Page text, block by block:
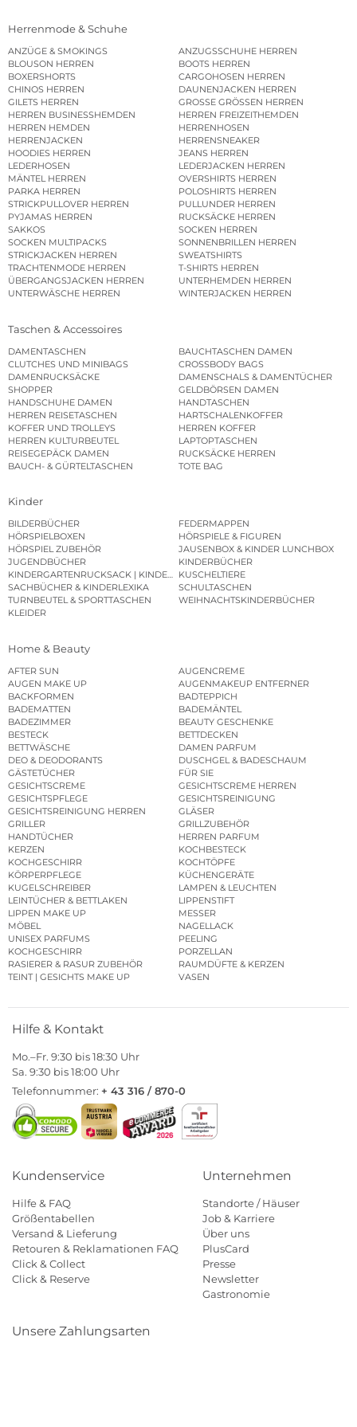
Herrenmode & Schuhe
ANZÜGE & SMOKINGS
ANZUGSSCHUHE HERREN
BLOUSON HERREN
BOOTS HERREN
BOXERSHORTS
CARGOHOSEN HERREN
CHINOS HERREN
DAUNENJACKEN HERREN
GILETS HERREN
GROSSE GRÖSSEN HERREN
HERREN BUSINESSHEMDEN
HERREN FREIZEITHEMDEN
HERREN HEMDEN
HERRENHOSEN
HERRENJACKEN
HERRENSNEAKER
HOODIES HERREN
JEANS HERREN
LEDERHOSEN
LEDERJACKEN HERREN
MÄNTEL HERREN
OVERSHIRTS HERREN
PARKA HERREN
POLOSHIRTS HERREN
STRICKPULLOVER HERREN
PULLUNDER HERREN
PYJAMAS HERREN
RUCKSÄCKE HERREN
SAKKOS
SOCKEN HERREN
SOCKEN MULTIPACKS
SONNENBRILLEN HERREN
STRICKJACKEN HERREN
SWEATSHIRTS
TRACHTENMODE HERREN
T-SHIRTS HERREN
ÜBERGANGSJACKEN HERREN
UNTERHEMDEN HERREN
UNTERWÄSCHE HERREN
WINTERJACKEN HERREN
Taschen & Accessoires
DAMENTASCHEN
BAUCHTASCHEN DAMEN
CLUTCHES UND MINIBAGS
CROSSBODY BAGS
DAMENRUCKSÄCKE
DAMENSCHALS & DAMENTÜCHER
SHOPPER
GELDBÖRSEN DAMEN
HANDSCHUHE DAMEN
HANDTASCHEN
HERREN REISETASCHEN
HARTSCHALENKOFFER
KOFFER UND TROLLEYS
HERREN KOFFER
HERREN KULTURBEUTEL
LAPTOPTASCHEN
REISEGEPÄCK DAMEN
RUCKSÄCKE HERREN
BAUCH- & GÜRTELTASCHEN
TOTE BAG
Kinder
BILDERBÜCHER
FEDERMAPPEN
HÖRSPIELBOXEN
HÖRSPIELE & FIGUREN
HÖRSPIEL ZUBEHÖR
JAUSENBOX & KINDER LUNCHBOX
JUGENDBÜCHER
KINDERBÜCHER
KINDERGARTENRUCKSACK | KINDERGARTENBEUTEL
KUSCHELTIERE
SACHBÜCHER & KINDERLEXIKA
SCHULTASCHEN
TURNBEUTEL & SPORTTASCHEN
WEIHNACHTSKINDERBÜCHER
KLEIDER
Home & Beauty
AFTER SUN
AUGENCREME
AUGEN MAKE UP
AUGENMAKEUP ENTFERNER
BACKFORMEN
BADTEPPICH
BADEMATTEN
BADEMÄNTEL
BADEZIMMER
BEAUTY GESCHENKE
BESTECK
BETTDECKEN
BETTWÄSCHE
DAMEN PARFUM
DEO & DEODORANTS
DUSCHGEL & BADESCHAUM
GÄSTETÜCHER
FÜR SIE
GESICHTSCREME
GESICHTSCREME HERREN
GESICHTSPFLEGE
GESICHTSREINIGUNG
GESICHTSREINIGUNG HERREN
GLÄSER
GRILLER
GRILLZUBEHÖR
HANDTÜCHER
HERREN PARFUM
KERZEN
KOCHBESTECK
KOCHGESCHIRR
KOCHTÖPFE
KÖRPERPFLEGE
KÜCHENGERÄTE
KUGELSCHREIBER
LAMPEN & LEUCHTEN
LEINTÜCHER & BETTLAKEN
LIPPENSTIFT
LIPPEN MAKE UP
MESSER
MÖBEL
NAGELLACK
UNISEX PARFUMS
PEELING
KOCHGESCHIRR
PORZELLAN
RASIERER & RASUR ZUBEHÖR
RAUMDÜFTE & KERZEN
TEINT | GESICHTS MAKE UP
VASEN
Hilfe & Kontakt
Mo.–Fr. 9:30 bis 18:30 Uhr
Sa. 9:30 bis 18:00 Uhr
Telefonnummer: + 43 316 / 870-0
Kundenservice
Hilfe & FAQ
Größentabellen
Versand & Lieferung
Retouren & Reklamationen FAQ
Click & Collect
Click & Reserve
Unternehmen
Standorte / Häuser
Job & Karriere
Über uns
PlusCard
Presse
Newsletter
Gastronomie
Unsere Zahlungsarten